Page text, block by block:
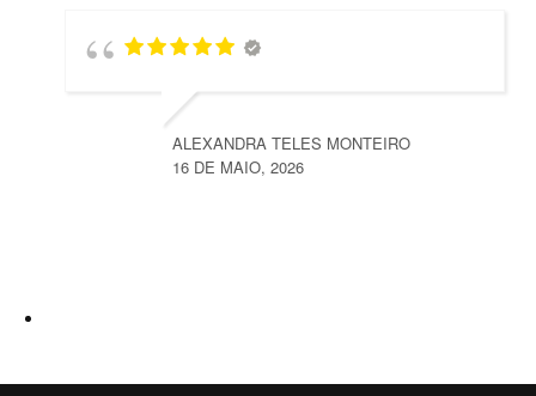
ALEXANDRA TELES MONTEIRO
16 DE MAIO, 2026